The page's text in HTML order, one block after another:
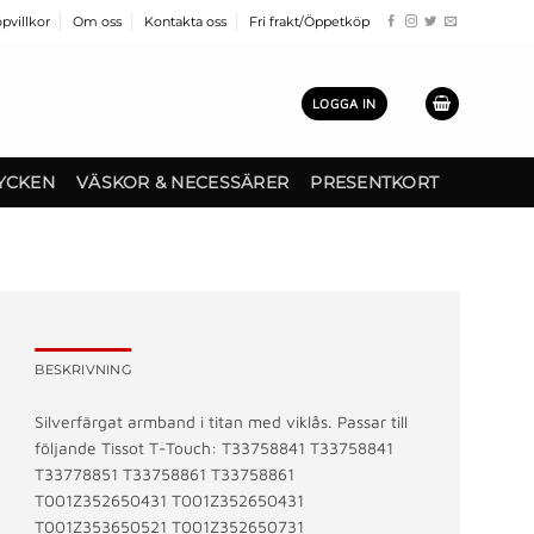
Om oss Kontakta oss Fri frakt/Öppetköp
LOGGA IN
VÄSKOR & NECESSÄRER PRESENTKORT
BESKRIVNING
Silverfärgat armband i titan med viklås. Passar till
följande Tissot T-Touch: T33758841 T33758841
T33778851 T33758861 T33758861
T001Z352650431 T001Z352650431
T001Z353650521 T001Z352650731